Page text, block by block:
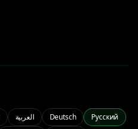
العربية Deutsch
Русский